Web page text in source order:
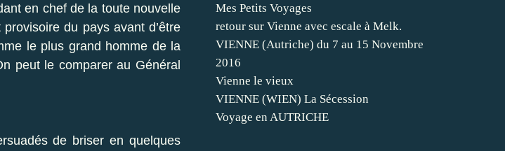
en chef de la toute nouvelle
du pays avant d’être
le plus grand homme de la
peut le comparer au Général
de briser en quelques
Mes Petits Voyages
retour sur Vienne avec escale à Melk.
VIENNE (Autriche) du 7 au 15 Novembre
2016
Vienne le vieux
VIENNE (WIEN) La Sécession
Voyage en AUTRICHE